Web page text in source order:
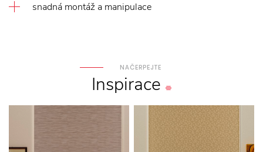
snadná montáž a manipulace
NAČERPEJTE
Inspirace